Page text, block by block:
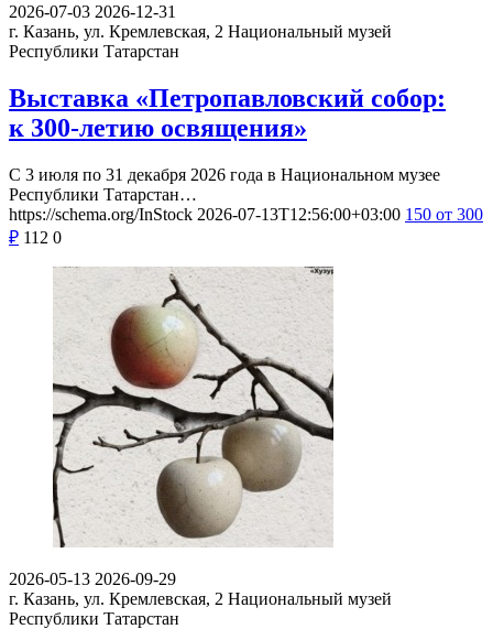
2026-07-03 2026-12-31
г. Казань, ул. Кремлевская, 2 Национальный музей
Республики Татарстан
Выставка «Петропавловский собор:
к 300-летию освящения»
С 3 июля по 31 декабря 2026 года в Национальном музее
Республики Татарстан…
https://schema.org/InStock 2026-07-13T12:56:00+03:00 150 от 300
₽ 112 0
2026-05-13 2026-09-29
г. Казань, ул. Кремлевская, 2 Национальный музей
Республики Татарстан